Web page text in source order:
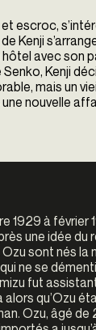
escroc,
Kenji
avec son
Kenji
mais un
une nouvelle
1929 à février
une idée du
sont nés la
ne se
fut
alors qu’Ozu
Ozu, âgé de